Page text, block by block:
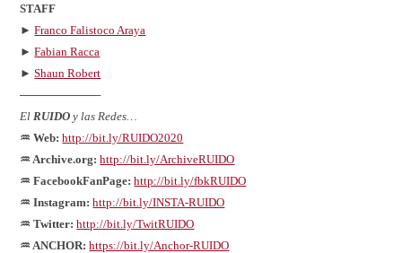
STAFF
►Franco Falistoco Araya
►Fabian Racca
►Shaun Robert
──────────
El RUIDO y las Redes…
♒ Web: http://bit.ly/RUIDO2020
♒ Archive.org: http://bit.ly/ArchiveRUIDO
♒ FacebookFanPage: http://bit.ly/fbkRUIDO
♒ Instagram:http://bit.ly/INSTA-RUIDO
♒ Twitter: http://bit.ly/TwitRUIDO
♒ ANCHOR: https://bit.ly/Anchor-RUIDO